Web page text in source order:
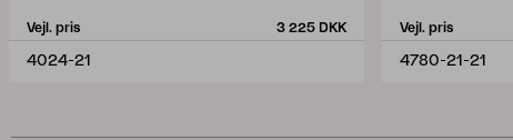
Vejl. pris 3 225 DKK
4024-21
Vejl. pris
4780-21-21